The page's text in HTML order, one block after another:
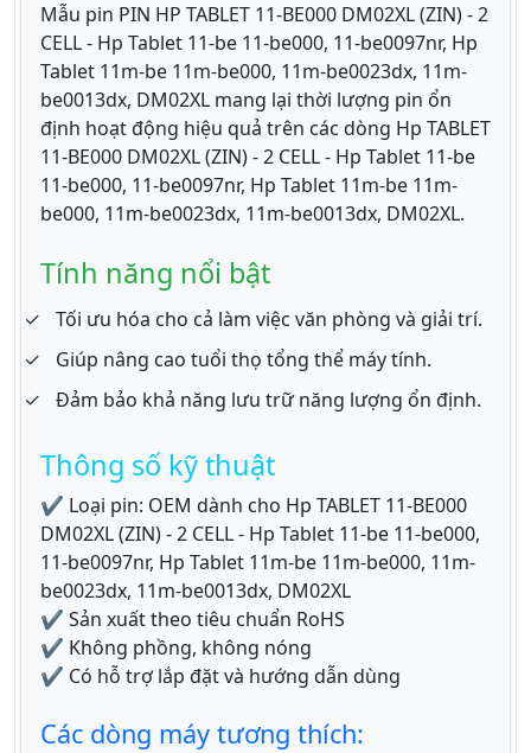
Mẫu pin PIN HP TABLET 11-BE000 DM02XL (ZIN) - 2
CELL - Hp Tablet 11-be 11-be000, 11-be0097nr, Hp
Tablet 11m-be 11m-be000, 11m-be0023dx, 11m-
be0013dx, DM02XL mang lại thời lượng pin ổn
định hoạt động hiệu quả trên các dòng Hp TABLET
11-BE000 DM02XL (ZIN) - 2 CELL - Hp Tablet 11-be
11-be000, 11-be0097nr, Hp Tablet 11m-be 11m-
be000, 11m-be0023dx, 11m-be0013dx, DM02XL.
Tính năng nổi bật
Tối ưu hóa cho cả làm việc văn phòng và giải trí.
Giúp nâng cao tuổi thọ tổng thể máy tính.
Đảm bảo khả năng lưu trữ năng lượng ổn định.
Thông số kỹ thuật
✔ Loại pin: OEM dành cho Hp TABLET 11-BE000
DM02XL (ZIN) - 2 CELL - Hp Tablet 11-be 11-be000,
11-be0097nr, Hp Tablet 11m-be 11m-be000, 11m-
be0023dx, 11m-be0013dx, DM02XL
✔ Sản xuất theo tiêu chuẩn RoHS
✔ Không phồng, không nóng
✔ Có hỗ trợ lắp đặt và hướng dẫn dùng
Các dòng máy tương thích: